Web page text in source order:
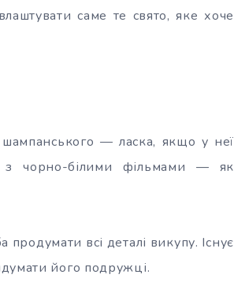
саме те свято, яке хоче
— ласка, якщо у неї
з чорно-білими фільмами — як
всі деталі викупу. Існує
його подружці.